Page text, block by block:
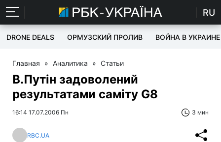
RU
DRONE DEALS ОРМУЗСКИЙ ПРОЛИВ ВОЙНА В УКРАИНЕ
Главная » Аналитика » Статьи
В.Путін задоволений
результатами саміту G8
16:14 17.07.2006 Пн 3 мин
RBC.UA